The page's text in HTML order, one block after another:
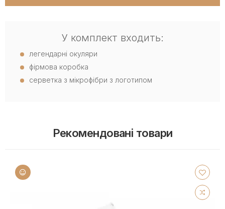
У комплект входить:
легендарні окуляри
фірмова коробка
серветка з мікрофібри з логотипом
Рекомендовані товари